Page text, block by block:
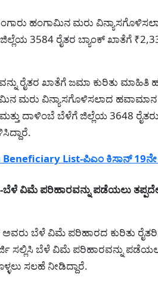
ಹಂಗಾಮಿನ ಮರು
3584 ರೈತರ ಬ್ಯಾಂಕ್ ಖಾತೆಗೆ
ರೈತರ ಖಾತೆಗೆ ಜಮಾ ಕುರಿತು ಮಾಹಿತಿ
ಮರು ವಿನ್ಯಾಸಗೊಳಿಸಲಾದ
ದಾಳಿಂಬೆ ಬೆಳೆಗೆ ಜಿಲ್ಲೆಯ 3648
Beneficiary List-ಪಿಎಂ ಕಿಸಾನ್
ವಿಮೆ ಪರಿಹಾರವನ್ನು ಪಡೆಯಲು
ಬೆಳೆ ವಿಮೆ ಪರಿಹಾರದ ಕುರಿತು
ಬೆಳೆ ವಿಮೆ ಪರಿಹಾರವನ್ನು
ಸಲಹೆ ನೀಡಿದ್ದಾರೆ.